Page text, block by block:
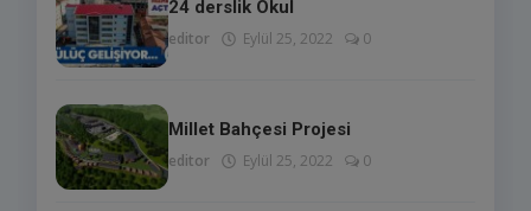
24 derslik Okul
editor Eylül 25, 2022 0
Millet Bahçesi Projesi
editor Eylül 25, 2022 0